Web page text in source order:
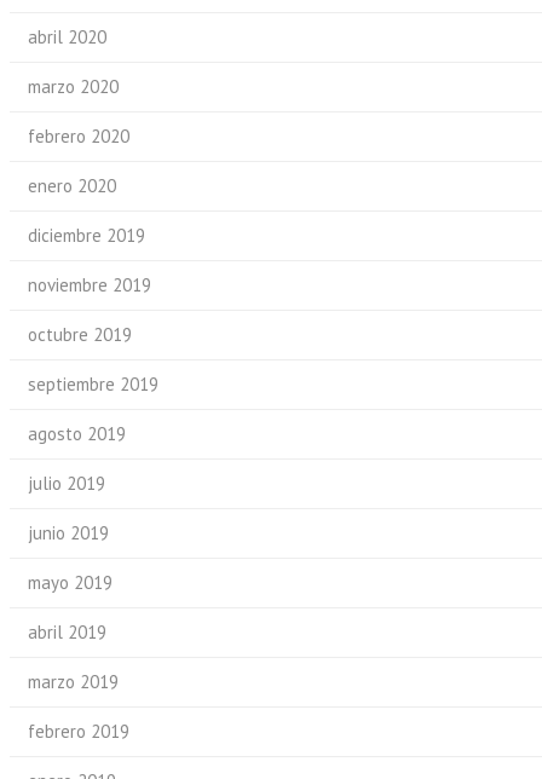
abril 2020
marzo 2020
febrero 2020
enero 2020
diciembre 2019
noviembre 2019
octubre 2019
septiembre 2019
agosto 2019
julio 2019
junio 2019
mayo 2019
abril 2019
marzo 2019
febrero 2019